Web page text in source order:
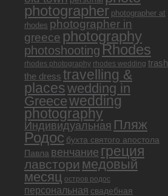
photographer photographer at
rhodes photographer in
greece photography
photoshootingRhodes
rhodes photography rhodes wedding trash
the dress travelling &
placeswedding in
Greecewedding
photography
Индивидуальная Пляж
Родос бухта святого апостола
Павла венчание греция
лавстори медовый
месяц остров родос
персональная свадебная